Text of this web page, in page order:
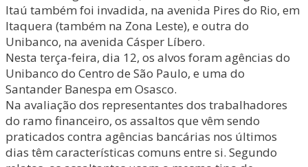
Itaú também foi invadida, na avenida Pires do Rio, em
Itaquera (também na Zona Leste), e outra do
Unibanco, na avenida Cásper Líbero.
Nesta terça-feira, dia 12, os alvos foram agências do
Unibanco do Centro de São Paulo, e uma do
Santander Banespa em Osasco.
Na avaliação dos representantes dos trabalhadores
do ramo financeiro, os assaltos que vêm sendo
praticados contra agências bancárias nos últimos
dias têm características comuns entre si. Segundo